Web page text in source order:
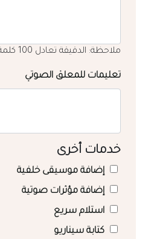
ملاحظة: الدقيقة تعادل 100 كلمة باللغة العربية
تعليمات للمعلق الصوتي
خدمات أخرى
إضافة موسيقى خلفية
إضافة مؤثرات صوتية
استلام سريع
كتابة سيناريو